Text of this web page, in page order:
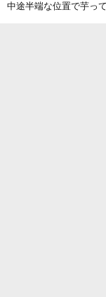
中途半端な位置で芋っ